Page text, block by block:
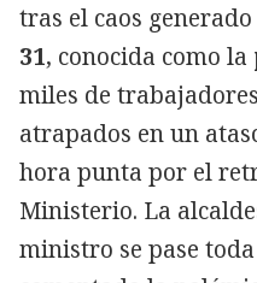
tras el caos
31, conocida como la
miles de
atrapados en un
hora punta por el
Ministerio. La
ministro se pase